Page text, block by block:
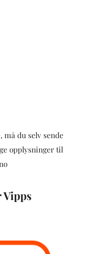
du selv sende
opplysninger til